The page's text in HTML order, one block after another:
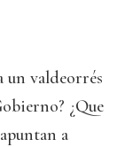
un valdeorrés
¿Que
a